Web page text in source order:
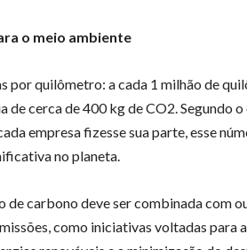
o meio ambiente
por quilômetro: a cada 1 milhão de
de cerca de 400 kg de CO2. Segundo
empresa fizesse sua parte, esse
no planeta.
de carbono deve ser combinada com
como iniciativas voltadas para